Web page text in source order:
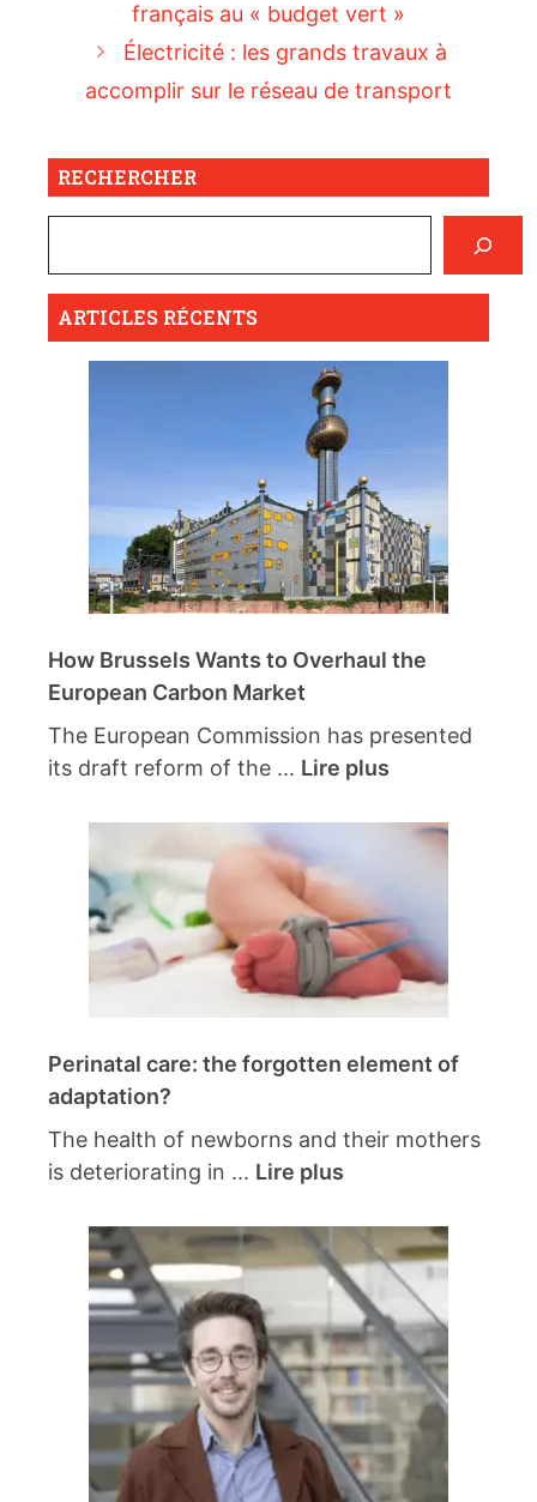
français au « budget vert »
Électricité : les grands travaux à
accomplir sur le réseau de transport
RECHERCHER
ARTICLES RÉCENTS
How Brussels Wants to Overhaul the
European Carbon Market
The European Commission has presented
its draft reform of the ... Lire plus
Perinatal care: the forgotten element of
adaptation?
The health of newborns and their mothers
is deteriorating in ... Lire plus